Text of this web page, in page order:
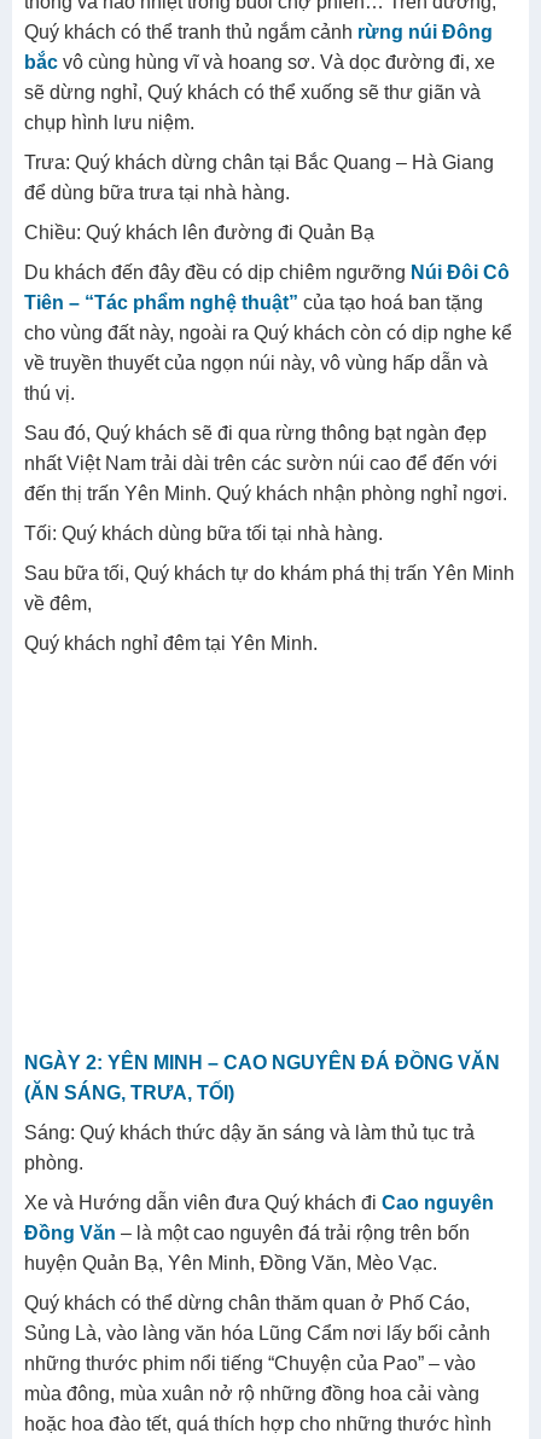
Quý khách có thể tranh thủ ngắm cảnh rừng núi Đông
bắc vô cùng hùng vĩ và hoang sơ. Và dọc đường đi, xe
sẽ dừng nghỉ, Quý khách có thể xuống sẽ thư giãn và
chụp hình lưu niệm.
Trưa: Quý khách dừng chân tại Bắc Quang – Hà Giang
để dùng bữa trưa tại nhà hàng.
Chiều: Quý khách lên đường đi Quản Bạ
Du khách đến đây đều có dịp chiêm ngưỡng Núi Đôi Cô
Tiên – “Tác phẩm nghệ thuật” của tạo hoá ban tặng
cho vùng đất này, ngoài ra Quý khách còn có dịp nghe kể
về truyền thuyết của ngọn núi này, vô vùng hấp dẫn và
thú vị.
Sau đó, Quý khách sẽ đi qua rừng thông bạt ngàn đẹp
nhất Việt Nam trải dài trên các sườn núi cao để đến với
đến thị trấn Yên Minh. Quý khách nhận phòng nghỉ ngơi.
Tối: Quý khách dùng bữa tối tại nhà hàng.
Sau bữa tối, Quý khách tự do khám phá thị trấn Yên Minh
về đêm,
Quý khách nghỉ đêm tại Yên Minh.
NGÀY 2: YÊN MINH – CAO NGUYÊN ĐÁ ĐỒNG VĂN
(ĂN SÁNG, TRƯA, TỐI)
Sáng: Quý khách thức dậy ăn sáng và làm thủ tục trả
phòng.
Xe và Hướng dẫn viên đưa Quý khách đi Cao nguyên
Đồng Văn – là một cao nguyên đá trải rộng trên bốn
huyện Quản Bạ, Yên Minh, Đồng Văn, Mèo Vạc.
Quý khách có thể dừng chân thăm quan ở Phố Cáo,
Sủng Là, vào làng văn hóa Lũng Cẩm nơi lấy bối cảnh
những thước phim nổi tiếng “Chuyện của Pao” – vào
mùa đông, mùa xuân nở rộ những đồng hoa cải vàng
hoặc hoa đào tết, quá thích hợp cho những thước hình